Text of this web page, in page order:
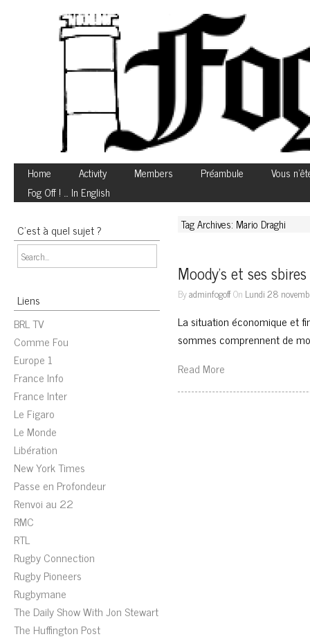
Home Activity Members Préambule
Vous
Fog Off ! … In English
C’est à quel sujet ?
Liens
BRL TV
Comme Fou
Europe 1
France Info
France Inter
Le Figaro
Le Monde
Libération
New York Times
Passe en Profondeur
Renvoi au 22
RMC
RTL
Rugby Connection
Rugby Pioneers
Rugbymane
The Daily Show With Jon Stewart
The Huffington Post
Tag Archives: Mario Draghi
Moody’s et ses sbires
ByadminfogoffOn Lundi 28
La situation économique et
sommes comprennent de
Read More